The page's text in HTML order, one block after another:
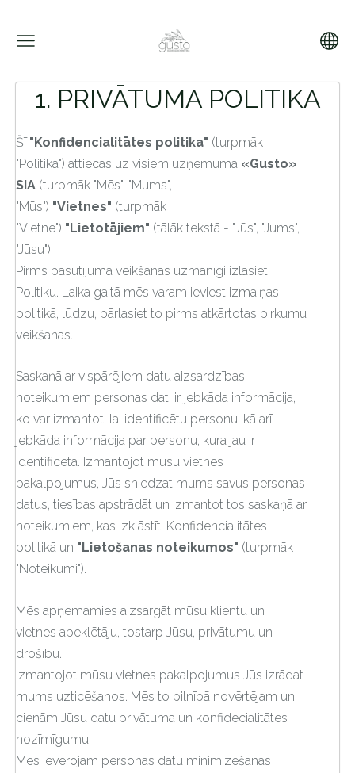
1. PRIVĀTUMA POLITIKA
Šī"Konfidencialitātes politika" (turpmāk
"Politika") attiecas uz visiem uzņēmuma «Gusto»
SIA (turpmāk "Mēs", "Mums",
"Mūs") "Vietnes" (turpmāk
"Vietne") "Lietotājiem" (tālāk tekstā - "Jūs", "Jums",
"Jūsu").
Pirms pasūtījuma veikšanas uzmanīgi izlasiet
Politiku. Laika gaitā mēs varam ieviest izmaiņas
politikā, lūdzu, pārlasiet to pirms atkārtotas pirkumu
veikšanas.
Saskaņā ar vispārējiem datu aizsardzības
noteikumiem personas dati ir jebkāda informācija,
ko var izmantot, lai identificētu personu, kā arī
jebkāda informācija par personu, kura jau ir
identificēta. Izmantojot mūsu vietnes
pakalpojumus, Jūs sniedzat mums savus personas
datus, tiesības apstrādāt un izmantot tos saskaņā ar
noteikumiem, kas izklāstīti Konfidencialitātes
politikā un "Lietošanas noteikumos" (turpmāk
"Noteikumi").
Mēs apņemamies aizsargāt mūsu klientu un
vietnes apeklētāju, tostarp Jūsu, privātumu un
drošību.
Izmantojot mūsu vietnes pakalpojumus Jūs izrādat
mums uzticēšanos. Mēs to pilnībā novērtējam un
cienām Jūsu datu privātuma un konfidecialitātes
nozīmīgumu.
Mēs ievērojam personas datu minimizēšanas